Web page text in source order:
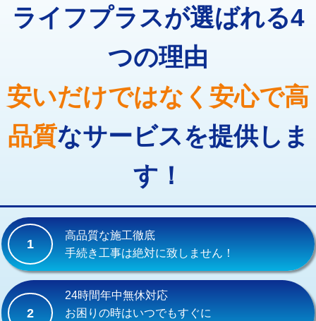
モルタル補修（厚さ10㎝まで） 27,500円
16,500円
廃棄・処分 現場見積
止水・漏水調査・防水処理・清掃・修
11,000円
止水・漏水調査・防水処理・清掃・修
22,000円
止水・漏水調査・防水処理・清掃・修
理・調整・分解・加工など（重作業）
33,000円
その他部品の脱着 8,800円～
交換・取付(単水栓（壁付・デッキ
式）)
13,200円+材料費
交換・取付(混合水栓（壁付・デッキ
式・ワンホール）)
16,500円+材料費
交換・取付(排水栓・排水トラップ
（P/S/ポップアップ））
ライフプラスが選ばれる4
つの理由
安いだけではなく安心で高
品質なサービスを提供しま
す！
1
高品質な施工徹底
手続き工事は絶対に致しません！
2
24時間年中無休対応
お困りの時はいつでもすぐに